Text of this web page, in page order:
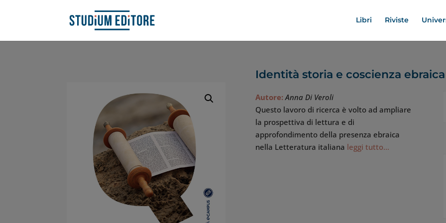
Libri Riviste
Identità storia e coscienza
Autore: Anna Di Veroli
Questo lavoro di ricerca è volto ad ampliare
la prospettiva di lettura e di
approfondimento della presenza ebraica
nella Letteratura italiana leggi tutto…